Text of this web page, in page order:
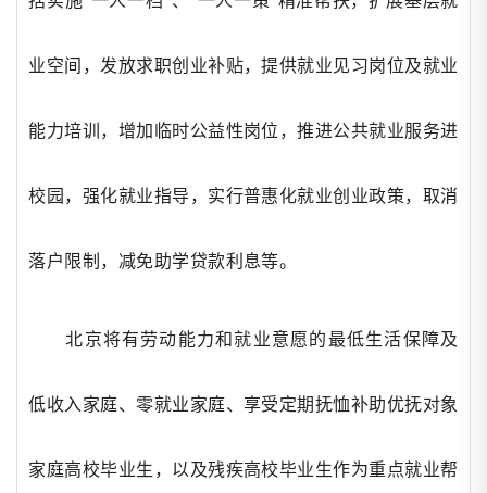
业空间，发放求职创业补贴，提供就业见习岗位及就业
能力培训，增加临时公益性岗位，推进公共就业服务进
校园，强化就业指导，实行普惠化就业创业政策，取消
落户限制，减免助学贷款利息等。
北京将有劳动能力和就业意愿的最低生活保障及
低收入家庭、零就业家庭、享受定期抚恤补助优抚对象
家庭高校毕业生，以及残疾高校毕业生作为重点就业帮